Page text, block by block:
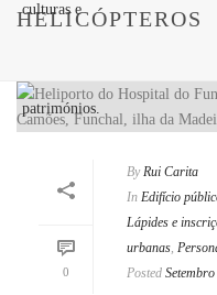
HELICÓPTEROS
0
By Rui Carita
In Edifício
Lápides e
urbanas,
Posted